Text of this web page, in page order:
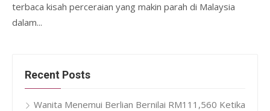
terbaca kisah perceraian yang makin parah di Malaysia
dalam...
Recent Posts
Wanita Menemui Berlian Bernilai RM111,560 Ketika